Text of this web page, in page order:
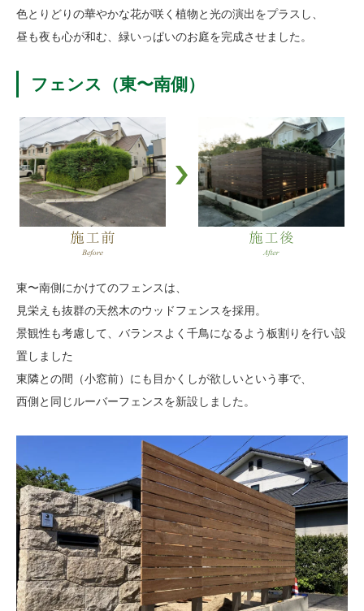
色とりどりの華やかな花が咲く植物と光の演出をプラスし、
昼も夜も心が和む、緑いっぱいのお庭を完成させました。
フェンス（東〜南側）
東〜南側にかけてのフェンスは、
見栄えも抜群の天然木のウッドフェンスを採用。
景観性も考慮して、バランスよく千鳥になるよう板割りを行い設
置しました
東隣との間（小窓前）にも目かくしが欲しいという事で、
西側と同じルーバーフェンスを新設しました。